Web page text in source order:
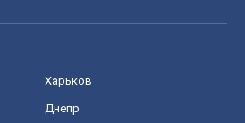
Харьков
Днепр